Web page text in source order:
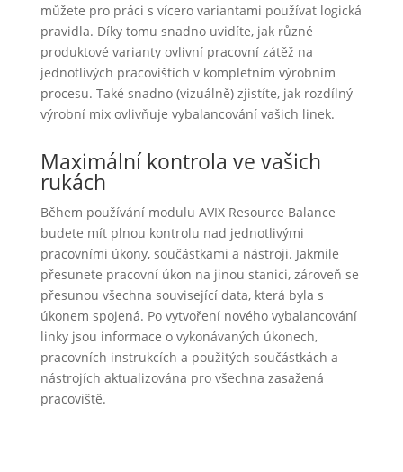
můžete pro práci s vícero variantami používat logická
pravidla. Díky tomu snadno uvidíte, jak různé
produktové varianty ovlivní pracovní zátěž na
jednotlivých pracovištích v kompletním výrobním
procesu. Také snadno (vizuálně) zjistíte, jak rozdílný
výrobní mix ovlivňuje vybalancování vašich linek.
Maximální kontrola ve vašich
rukách
Během používání modulu AVIX Resource Balance
budete mít plnou kontrolu nad jednotlivými
pracovními úkony, součástkami a nástroji. Jakmile
přesunete pracovní úkon na jinou stanici, zároveň se
přesunou všechna související data, která byla s
úkonem spojená. Po vytvoření nového vybalancování
linky jsou informace o vykonávaných úkonech,
pracovních instrukcích a použitých součástkách a
nástrojích aktualizována pro všechna zasažená
pracoviště.